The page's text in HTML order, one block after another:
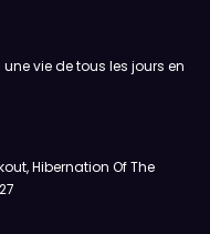
une vie de tous les jours en
Hibernation Of The